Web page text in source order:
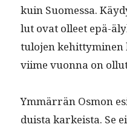
kuin Suomes­sa.
lut ovat olleet epä-
tulo­jen kehit­tymi­nen
viime vuon­na on
Ymmär­rän Osmon
duista karkeista. Se